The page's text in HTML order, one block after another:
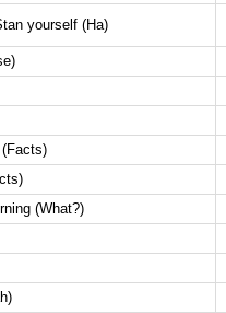
yourself (Ha)
(What?)